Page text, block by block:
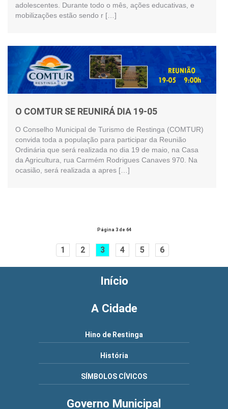
adolescentes. Durante todo o mês, ações educativas, e
mobilizações estão sendo r […]
O COMTUR SE REUNIRÁ DIA 19-05
O Conselho Municipal de Turismo de Restinga (COMTUR)
convida toda a população para participar da Reunião
Ordinária que será realizada no dia 19 de maio, na Casa
da Agricultura, rua Carmém Rodrigues Canaves 970. Na
ocasião, será realizada a apres […]
Página 3 de 64
1 2 3 4 5 6
Início
A Cidade
Hino de Restinga
História
SÍMBOLOS CÍVICOS
Governo Municipal